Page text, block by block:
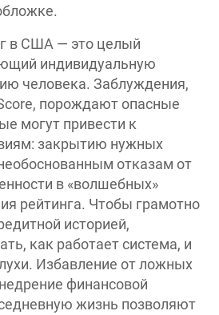
в США — это целый
индивидуальную
человека. Заблуждения,
порождают опасные
могут привести к
закрытию нужных
отказам от
в «волшебных»
рейтинга. Чтобы грамотно
историей,
как работает система, и
Избавление от ложных
финансовой
жизнь позволяют